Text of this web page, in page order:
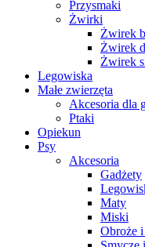
Przysmaki
Żwirki
Żwirek
Żwirek
Żwirek
Legowiska
Małe zwierzęta
Akcesoria dla
Ptaki
Opiekun
Psy
Akcesoria
Gadżety
Maty
Miski
Obroże